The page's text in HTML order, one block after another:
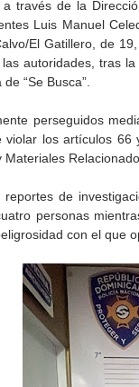
través de la
Luis Manuel
El Gatillero, de
autoridades, tras
“Se Busca”.
perseguidos
violar los artículos
de
personas
con el que